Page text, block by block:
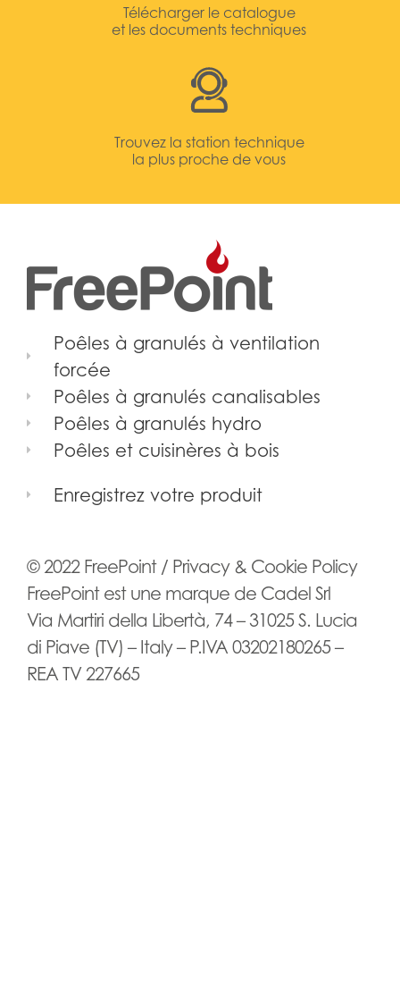
Télécharger le catalogue
et les documents techniques
Trouvez la station technique
la plus proche de vous
Poêles à granulés à ventilation
forcée
Poêles à granulés canalisables
Poêles à granulés hydro
Poêles et cuisinères à bois
Enregistrez votre produit
© 2022 FreePoint / Privacy & Cookie Policy
FreePoint est une marque de Cadel Srl
Via Martiri della Libertà, 74 – 31025 S. Lucia
di Piave (TV) – Italy – P.IVA 03202180265 –
REA TV 227665